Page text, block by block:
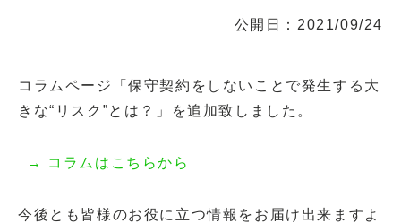
公開日：2021/09/24
コラムページ「保守契約をしないことで発生する大
きな“リスク”とは？」を追加致しました。
→ コラムはこちらから
今後とも皆様のお役に立つ情報をお届け出来ますよ